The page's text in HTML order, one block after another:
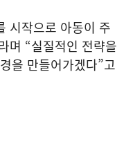
시작으로 아동이 주
며 “실질적인 전략을
을 만들어가겠다”고